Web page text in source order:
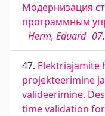
Модернизация
программным
Herm, Eduard
47. Elektriajamite
projekteerimine
valideerimine.
time validation